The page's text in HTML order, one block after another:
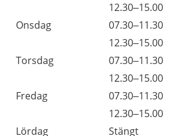
12.30–15.00
Onsdag
07.30–11.30
12.30–15.00
Torsdag
07.30–11.30
12.30–15.00
Fredag
07.30–11.30
12.30–15.00
Lördag
Stängt